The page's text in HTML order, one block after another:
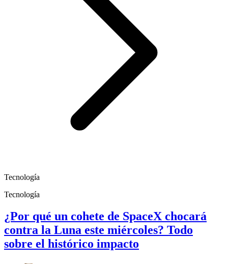
Tecnología
Tecnología
¿Por qué un cohete de SpaceX chocará
contra la Luna este miércoles? Todo
sobre el histórico impacto